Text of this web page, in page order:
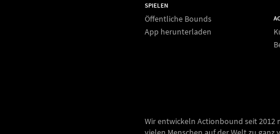
SPIELEN
Öffentliche Bounds
App herunterladen
Wir entwickeln Actionbound seit